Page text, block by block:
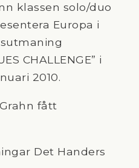
klassen solo/duo
Europa i
CHALLENGE” i
2010.
fått
Det Handers